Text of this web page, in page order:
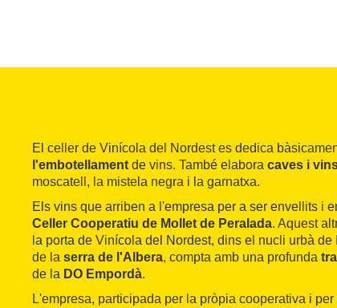
El celler de Vinícola del Nordest es dedica
l'embotellament de vins. També elabora caves i
moscatell, la mistela negra i la garnatxa.
Els vins que arriben a l'empresa per a ser envellits i
Celler Cooperatiu de Mollet de Peralada. Aquest
la porta de Vinícola del Nordest, dins el nucli urbà
de la serra de l'Albera, compta amb una profunda
de la DO Empordà.
L'empresa, participada per la pròpia cooperativa i per